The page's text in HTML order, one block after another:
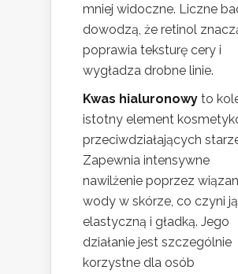
mniej widoczne. Liczne
dowodzą, że retinol
poprawia teksturę cery i
wygładza drobne linie.
Kwas hialuronowy to
istotny element
przeciwdziałających
Zapewnia intensywne
nawilżenie poprzez
wody w skórze, co czyni ją
elastyczną i gładką. Jego
działanie jest szczególnie
korzystne dla osób